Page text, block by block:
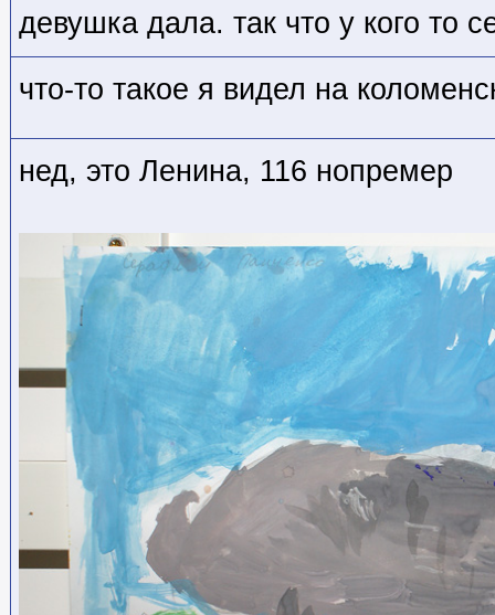
девушка дала. так что у кого то
что-то такое я видел на
нед, это Ленина, 116 нопремер